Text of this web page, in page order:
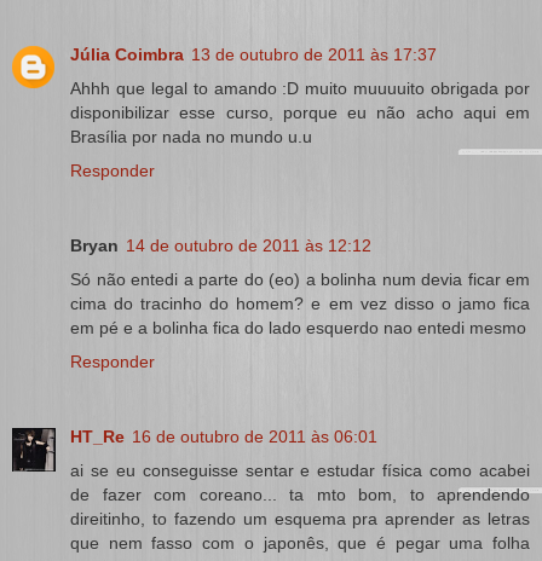
Júlia Coimbra 13 de outubro de 2011 às 17:37
Ahhh que legal to amando :D muito muuuuito obrigada por
disponibilizar esse curso, porque eu não acho aqui em
Brasília por nada no mundo u.u
Responder
Bryan 14 de outubro de 2011 às 12:12
Só não entedi a parte do (eo) a bolinha num devia ficar em
cima do tracinho do homem? e em vez disso o jamo fica
em pé e a bolinha fica do lado esquerdo nao entedi mesmo
Responder
HT_Re 16 de outubro de 2011 às 06:01
ai se eu conseguisse sentar e estudar física como acabei
de fazer com coreano... ta mto bom, to aprendendo
direitinho, to fazendo um esquema pra aprender as letras
que nem fasso com o japonês, que é pegar uma folha